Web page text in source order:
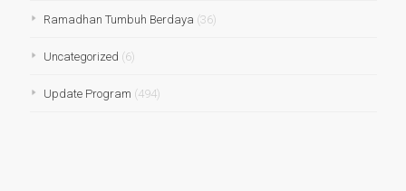
Ramadhan Tumbuh Berdaya (36)
Uncategorized (6)
Update Program (494)